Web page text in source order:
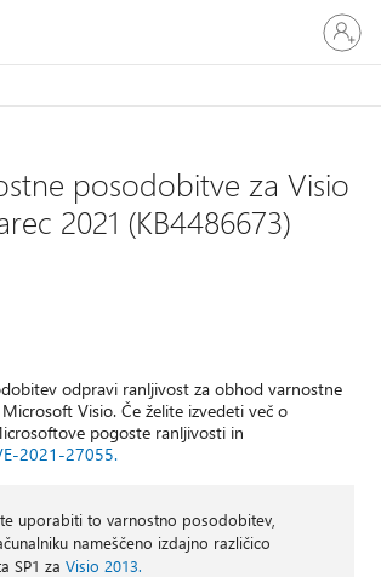
Vpišite
se
v
račun
posodobitve za Visio
2021 (KB4486673)
odpravi ranljivost za obhod varnostne
Visio. Če želite izvedeti več o
pogoste ranljivosti in
2021-27055.
uporabiti to varnostno posodobitev,
nameščeno izdajno različico
SP1 za Visio 2013.